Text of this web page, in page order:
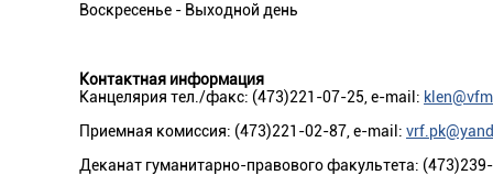
Воскресенье - Выходной день
Контактная информация
Канцелярия тел./факс: (473)221-07-25, e-mail:
Приемная комиссия: (473)221-02-87, e-mail:
Деканат гуманитарно-правового факультета: